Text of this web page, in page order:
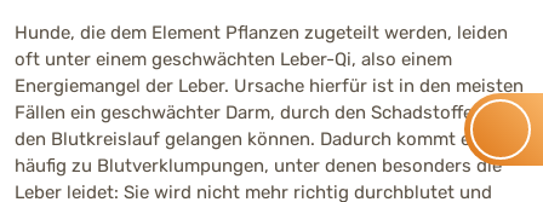
Hunde, die dem Element Pflanzen zugeteilt werden, leiden
oft unter einem geschwächten Leber-Qi, also einem
Energiemangel der Leber. Ursache hierfür ist in den meisten
Fällen ein geschwächter Darm, durch den Schadstoffe in
den Blutkreislauf gelangen können. Dadurch kommt es
häufig zu Blutverklumpungen, unter denen besonders die
Leber leidet: Sie wird nicht mehr richtig durchblutet und